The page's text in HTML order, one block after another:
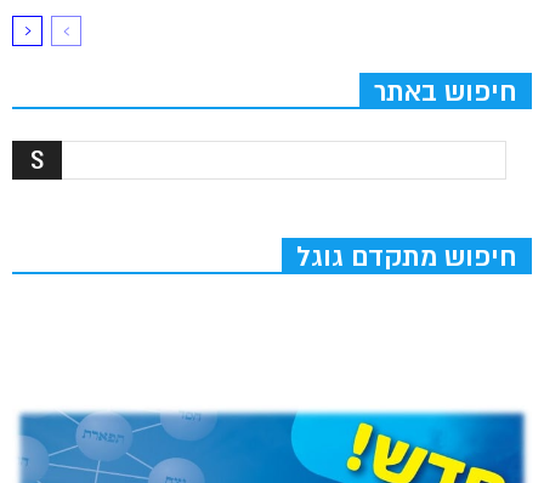
חיפוש באתר
חיפוש מתקדם גוגל